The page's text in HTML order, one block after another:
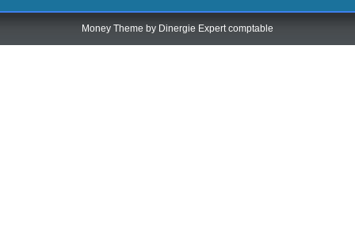
Money Theme by Dinergie Expert comptable